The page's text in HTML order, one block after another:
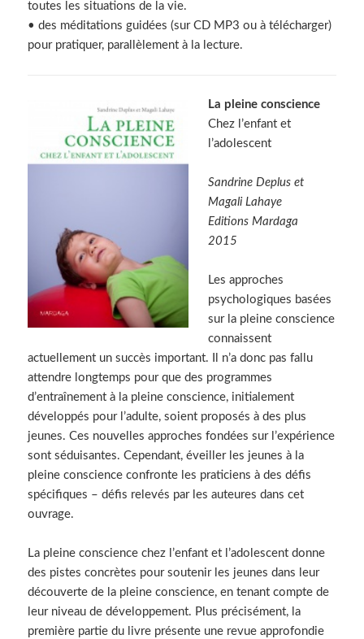
toutes les situations de la vie.
• des méditations guidées (sur CD MP3 ou à télécharger)
pour pratiquer, parallèlement à la lecture.
La pleine conscience
Chez l’enfant et
l’adolescent
Sandrine Deplus et
Magali Lahaye
Editions Mardaga
2015
Les approches
psychologiques basées
sur la pleine conscience
connaissent
actuellement un succès important. Il n’a donc pas fallu
attendre longtemps pour que des programmes
d’entraînement à la pleine conscience, initialement
développés pour l’adulte, soient proposés à des plus
jeunes. Ces nouvelles approches fondées sur l’expérience
sont séduisantes. Cependant, éveiller les jeunes à la
pleine conscience confronte les praticiens à des défis
spécifiques – défis relevés par les auteures dans cet
ouvrage.
La pleine conscience chez l’enfant et l’adolescent donne
des pistes concrètes pour soutenir les jeunes dans leur
découverte de la pleine conscience, en tenant compte de
leur niveau de développement. Plus précisément, la
première partie du livre présente une revue approfondie